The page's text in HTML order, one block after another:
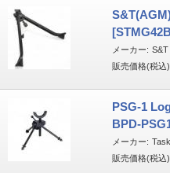
メーカー: S&T
販売価格(税込
PSG-1
BPD-
メーカー:
販売価格(税込